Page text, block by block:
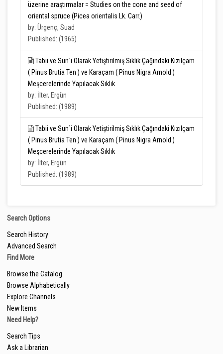
üzerine araştırmalar = Studies on the cone and seed of
oriental spruce (Picea orientalis Lk. Carr.)
by: Ürgenç, Suad
Published: (1965)
Tabii ve Sun`i Olarak Yetiştirilmiş Sıklık Çağındaki Kızılçam
( Pinus Brutia Ten ) ve Karaçam ( Pinus Nigra Arnold )
Meşcerelerinde Yapılacak Sıklık
by: İlter, Ergün
Published: (1989)
Tabii ve Sun`i Olarak Yetiştirilmiş Sıklık Çağındaki Kızılçam
( Pinus Brutia Ten ) ve Karaçam ( Pinus Nigra Arnold )
Meşcerelerinde Yapılacak Sıklık
by: İlter, Ergün
Published: (1989)
Search Options
Search History
Advanced Search
Find More
Browse the Catalog
Browse Alphabetically
Explore Channels
New Items
Need Help?
Search Tips
Ask a Librarian